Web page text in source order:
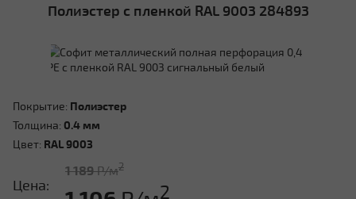
Полиэстер с пленкой RAL 9003 284893
Покрытие: Полиэстер
Толщина: 0.4 мм
Цвет: RAL 9003
Цена:
1 189Р/м2
2